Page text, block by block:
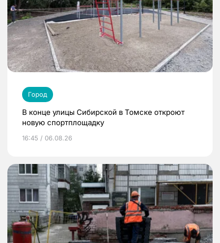
Город
В конце улицы Сибирской в Томске откроют
новую спортплощадку
16:45 / 06.08.26